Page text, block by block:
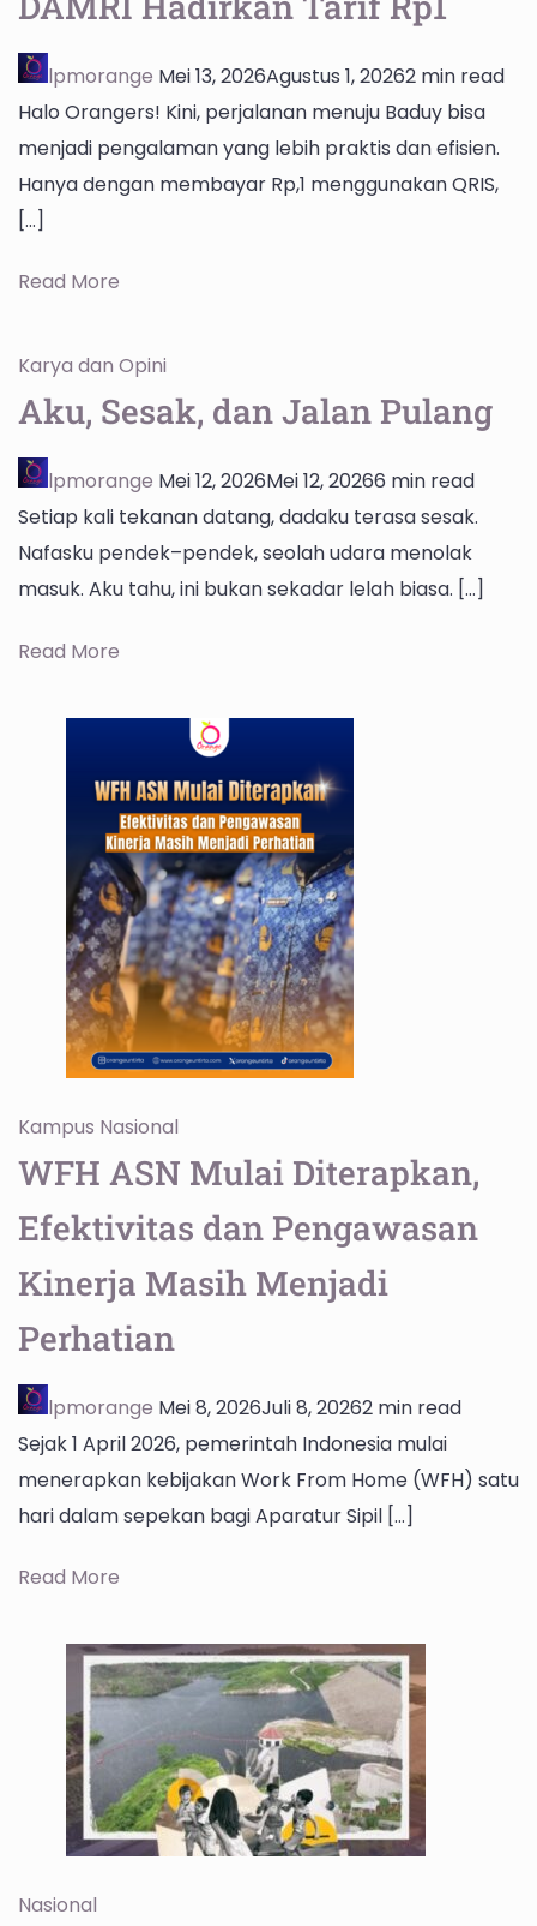
lpmorange Mei 13, 2026Agustus 1, 20262 min read
Halo Orangers! Kini, perjalanan menuju Baduy bisa
menjadi pengalaman yang lebih praktis dan efisien.
Hanya dengan membayar Rp,1 menggunakan QRIS,
[…]
Read More
Karya dan Opini
Aku, Sesak, dan Jalan Pulang
lpmorange Mei 12, 2026Mei 12, 20266 min read
Setiap kali tekanan datang, dadaku terasa sesak.
Nafasku pendek–pendek, seolah udara menolak
masuk. Aku tahu, ini bukan sekadar lelah biasa. […]
Read More
Kampus Nasional
WFH ASN Mulai Diterapkan,
Efektivitas dan Pengawasan
Kinerja Masih Menjadi
Perhatian
lpmorange Mei 8, 2026Juli 8, 20262 min read
Sejak 1 April 2026, pemerintah Indonesia mulai
menerapkan kebijakan Work From Home (WFH) satu
hari dalam sepekan bagi Aparatur Sipil […]
Read More
Nasional